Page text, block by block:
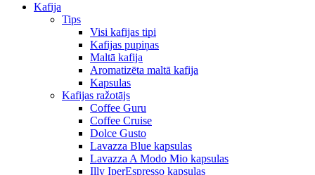
Kafija
Tips
Visi kafijas tipi
Kafijas pupiņas
Maltā kafija
Aromatizēta maltā kafija
Kapsulas
Kafijas ražotājs
Coffee Guru
Coffee Cruise
Dolce Gusto
Lavazza Blue kapsulas
Lavazza A Modo Mio kapsulas
Illy IperEspresso kapsulas